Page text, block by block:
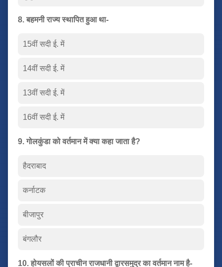
8. बहमनी राज्य स्थापित हुआ था-
15वीं सदी ई. में
14वीं सदी ई. में
13वीं सदी ई. में
16वीं सदी ई. में
9. गोलकुंडा को वर्तमान में क्या कहा जाता है?
हैदराबाद
कर्नाटक
बीजापुर
बंगलौर
10. होयसलों की प्राचीन राजधानी द्वारसमुद्र का वर्तमान नाम है-